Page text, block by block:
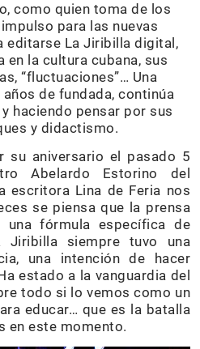
como quien toma de los
para las nuevas
editarse La Jiribilla digital,
en la cultura cubana, sus
“fluctuaciones”… Una
de fundada, continúa
y haciendo pensar por sus
y didactismo.
su aniversario el pasado 5
Abelardo Estorino del
escritora Lina de Feria nos
se piensa que la prensa
fórmula específica de
siempre tuvo una
una intención de hacer
estado a la vanguardia del
todo si lo vemos como un
educar… que es la batalla
en este momento.